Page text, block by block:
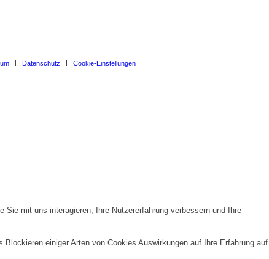
Datenschutz Cookie-Einstellungen
mit uns interagieren, Ihre Nutzererfahrung verbessern und Ihre
einiger Arten von Cookies Auswirkungen auf Ihre Erfahrung auf